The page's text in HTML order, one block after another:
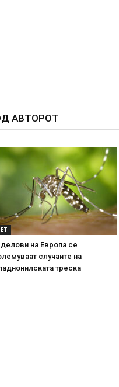
АВТОРОТ
на Европа се
случаите на
треска